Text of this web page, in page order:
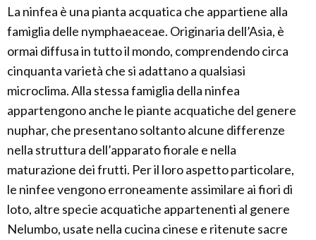
La ninfea è una pianta acquatica che appartiene alla
famiglia delle nymphaeaceae. Originaria dell’Asia, è
ormai diffusa in tutto il mondo, comprendendo circa
cinquanta varietà che si adattano a qualsiasi
microclima. Alla stessa famiglia della ninfea
appartengono anche le piante acquatiche del genere
nuphar, che presentano soltanto alcune differenze
nella struttura dell’apparato fiorale e nella
maturazione dei frutti. Per il loro aspetto particolare,
le ninfee vengono erroneamente assimilare ai fiori di
loto, altre specie acquatiche appartenenti al genere
Nelumbo, usate nella cucina cinese e ritenute sacre